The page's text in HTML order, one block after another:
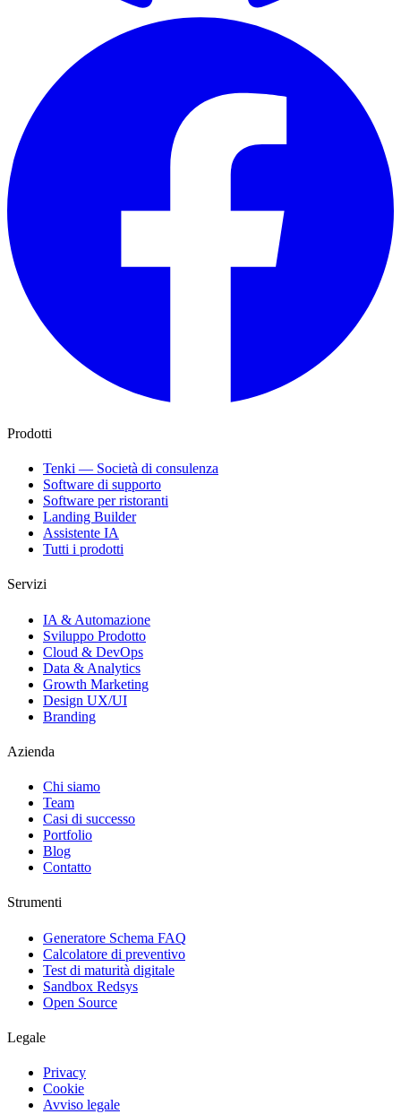
Prodotti
Tenki — Società di consulenza
Software di supporto
Software per ristoranti
Landing Builder
Assistente IA
Tutti i prodotti
Servizi
IA & Automazione
Sviluppo Prodotto
Cloud & DevOps
Data & Analytics
Growth Marketing
Design UX/UI
Branding
Azienda
Chi siamo
Team
Casi di successo
Portfolio
Blog
Contatto
Strumenti
Generatore Schema FAQ
Calcolatore di preventivo
Test di maturità digitale
Sandbox Redsys
Open Source
Legale
Privacy
Cookie
Avviso legale